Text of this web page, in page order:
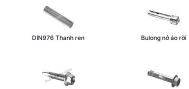
DIN976 Thanh ren Bulong nở áo rời